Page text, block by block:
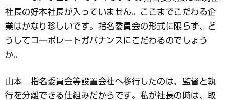
社長の好本社長が入っていません。ここまでこだわる企
業はかなり珍しいです。指名委員会の形式に限らず、ど
うしてコーポレートガバナンスにこだわるのでしょう
か。
山本 指名委員会等設置会社へ移行したのは、監督と執
行を分離できる仕組みだからです。私が社長の時は、取